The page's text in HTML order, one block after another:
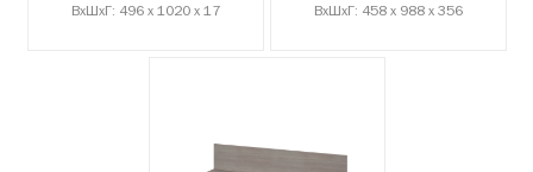
ВxШxГ: 496 x 1020 x 17 ВxШxГ: 458 x 988 x 356